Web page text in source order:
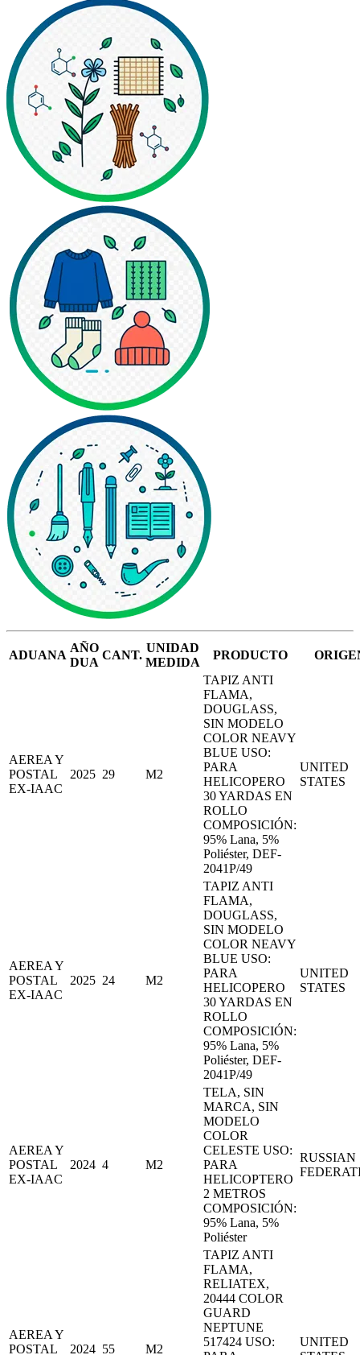
ADUANA
AÑO
DUA
CANT.
UNIDAD
MEDIDA
PRODUCTO
AEREA Y
POSTAL
EX-IAAC
2025 29 M2
TAPIZ ANTI
FLAMA,
DOUGLASS,
SIN MODELO
COLOR NEAVY
BLUE USO:
PARA
HELICOPERO
30 YARDAS EN
ROLLO
COMPOSICIÓN:
95% Lana, 5%
Poliéster, DEF-
2041P/49
UNITED
STATES
AEREA Y
POSTAL
EX-IAAC
2025 24 M2
TAPIZ ANTI
FLAMA,
DOUGLASS,
SIN MODELO
COLOR NEAVY
BLUE USO:
PARA
HELICOPERO
30 YARDAS EN
ROLLO
COMPOSICIÓN:
95% Lana, 5%
Poliéster, DEF-
2041P/49
UNITED
STATES
AEREA Y
POSTAL
EX-IAAC
2024 4 M2
TELA, SIN
MARCA, SIN
MODELO
COLOR
CELESTE USO:
PARA
HELICOPTERO
2 METROS
COMPOSICIÓN:
95% Lana, 5%
Poliéster
RUSSIAN
AEREA Y
POSTAL
2024 55 M2
TAPIZ ANTI
FLAMA,
RELIATEX,
20444 COLOR
GUARD
NEPTUNE
517424 USO:
UNITED